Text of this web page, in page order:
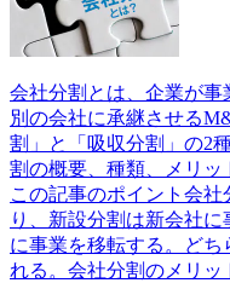
会社分割とは、企業が事
別の会社に承継させる
割」と「吸収分割」の2
割の概要、種類、メリッ
この記事のポイント会
り、新設分割は新会社
に事業を移転する。ど
れる。会社分割のメリッ